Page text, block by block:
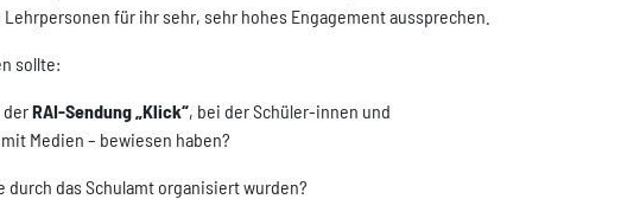
für ihr sehr, sehr hohes Engagement aussprechen.
sollte:
derRAI-Sendung „Klick“, bei der Schüler-innen und
Medien – bewiesen haben?
das Schulamt organisiert wurden?